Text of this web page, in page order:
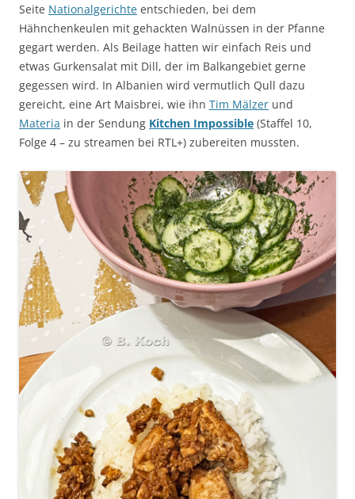
Seite Nationalgerichte entschieden, bei dem
Hähnchenkeulen mit gehackten Walnüssen in der Pfanne
gegart werden. Als Beilage hatten wir einfach Reis und
etwas Gurkensalat mit Dill, der im Balkangebiet gerne
gegessen wird. In Albanien wird vermutlich Qull dazu
gereicht, eine Art Maisbrei, wie ihn Tim Mälzer und
Materia in der Sendung Kitchen Impossible (Staffel 10,
Folge 4 – zu streamen bei RTL+) zubereiten mussten.